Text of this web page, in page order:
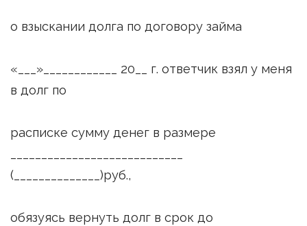
о взыскании долга по договору займа
«___»____________ 20__ г. ответчик взял у меня
в долг по
расписке сумму денег в размере
(______________)руб.,
обязуясь вернуть долг в срок до